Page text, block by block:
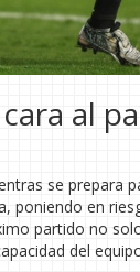
al
se prepara
poniendo en
partido no
del